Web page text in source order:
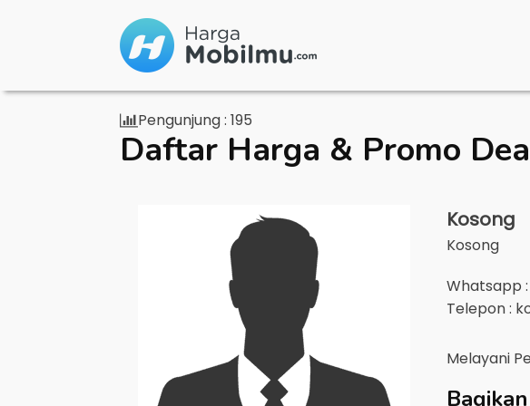
Pengunjung : 195
Daftar Harga & Promo
Kosong
Kosong
Whatsapp
Telepon :
Melayani
Bagikan